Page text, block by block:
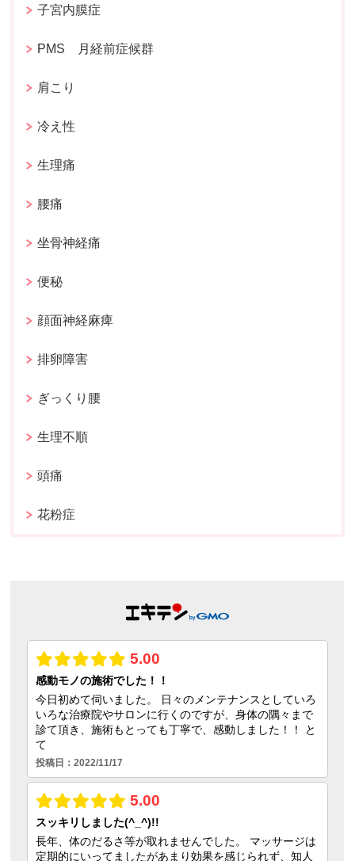
子宮内膜症
PMS 月経前症候群
肩こり
冷え性
生理痛
腰痛
坐骨神経痛
便秘
顔面神経麻痺
排卵障害
ぎっくり腰
生理不順
頭痛
花粉症